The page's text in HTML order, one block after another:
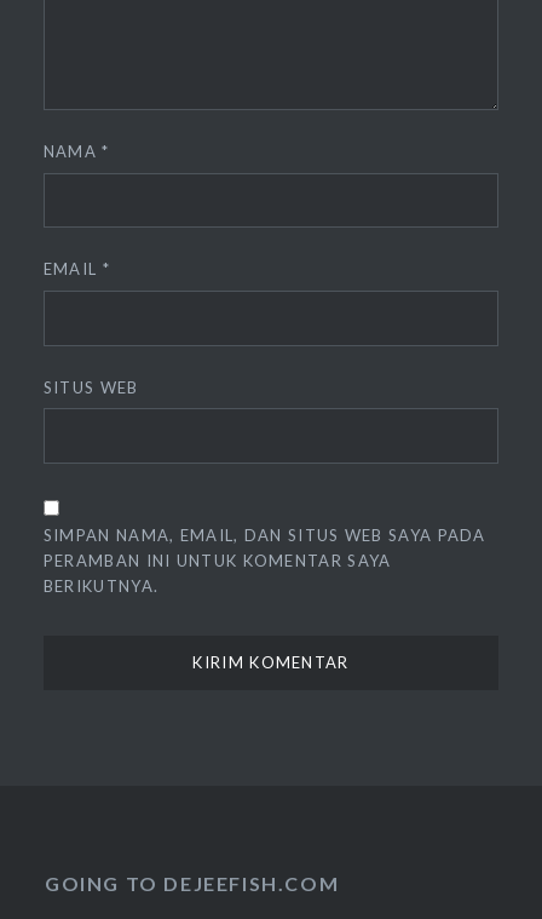
NAMA*
EMAIL *
SITUS WEB
SIMPAN NAMA, EMAIL, DAN SITUS WEB SAYA PADA
PERAMBAN INI UNTUK KOMENTAR SAYA
BERIKUTNYA.
GOING TO DEJEEFISH.COM